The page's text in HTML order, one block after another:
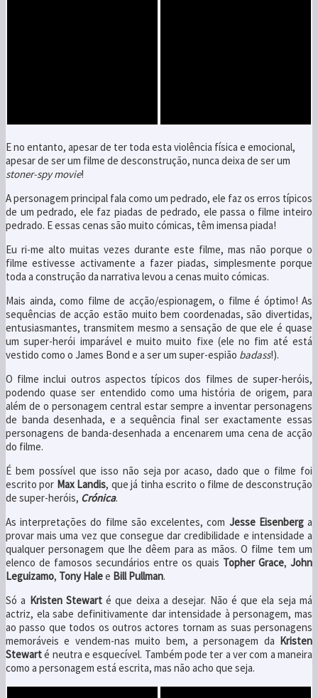
E no entanto, apesar de ter toda esta violência física e emocional,
apesar de ser um filme de desconstrução, nunca deixa de ser um
stoner-spy movie!
A personagem principal fala como um pedrado, ele faz os erros típicos
de um pedrado, ele faz piadas de pedrado, ele passa o filme inteiro
pedrado. E essas cenas são muito cómicas, têm imensa piada!
Eu ri-me alto muitas vezes durante este filme, mas não porque o
filme estivesse activamente a fazer piadas, simplesmente porque
toda a construção da narrativa levou a cenas muito cómicas.
Mais ainda, como filme de acção/espionagem, o filme é óptimo! As
sequências de acção estão muito bem coordenadas, são divertidas,
entusiasmantes, transmitem mesmo a sensação de que ele é quase
um super-herói imparável e muito muito fixe (ele no fim até está
vestido como o James Bond e a ser um super-espião badass!).
O filme inclui outros aspectos típicos dos filmes de super-heróis,
podendo quase ser entendido como uma história de origem, para
além de o personagem central estar sempre a inventar personagens
de banda desenhada, e a sequência final ser exactamente essas
personagens de banda-desenhada a encenarem uma cena de acção
do filme.
É bem possível que isso não seja por acaso, dado que o filme foi
escrito por Max Landis, que já tinha escrito o filme de desconstrução
de super-heróis, Crónica.
As interpretações do filme são excelentes, com Jesse Eisenberga
provar mais uma vez que consegue dar credibilidade e intensidade a
qualquer personagem que lhe dêem para as mãos. O filme tem um
elenco de famosos secundários entre os quais Topher Grace, John
Leguizamo, Tony Halee Bill Pullman.
Só a Kristen Stewarté que deixa a desejar. Não é que ela seja má
actriz, ela sabe definitivamente dar intensidade à personagem, mas
ao passo que todos os outros actores tornam as suas personagens
memoráveis e vendem-nas muito bem, a personagem da Kristen
Stewarté neutra e esquecível. Também pode ter a ver com a maneira
como a personagem está escrita, mas não acho que seja.